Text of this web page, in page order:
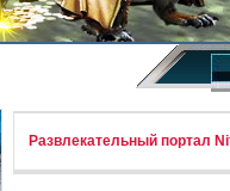
Развлекательный портал